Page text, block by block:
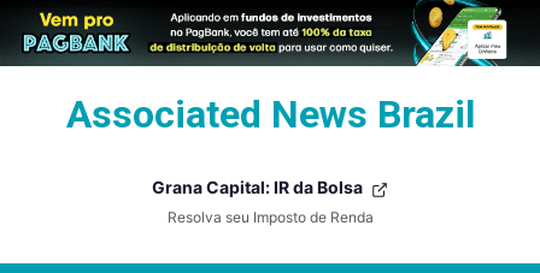
Associated News Brazil
Grana Capital: IR da Bolsa
Resolva seu Imposto de Renda